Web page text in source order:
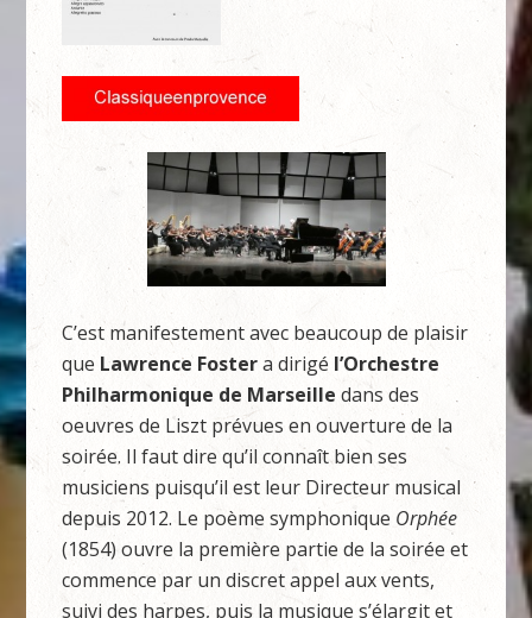
C’est manifestement avec beaucoup de plaisir
que Lawrence Fostera dirigé l’Orchestre
Philharmonique de Marseille dans des
oeuvres de Liszt prévues en ouverture de la
soirée. Il faut dire qu’il connaît bien ses
musiciens puisqu’il est leur Directeur musical
depuis 2012. Le poème symphonique Orphée
(1854) ouvre la première partie de la soirée et
commence par un discret appel aux vents,
suivi des harpes, puis la musique s’élargit et